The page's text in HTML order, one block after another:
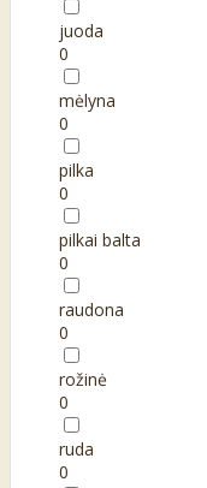
juoda
0
mėlyna
0
pilka
0
pilkai balta
0
raudona
0
rožinė
0
ruda
0